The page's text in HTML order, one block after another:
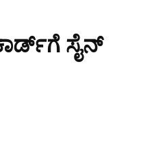
ಸೈನ್